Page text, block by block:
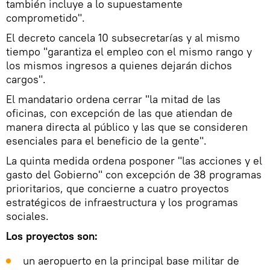
también incluye a lo supuestamente
comprometido".
El decreto cancela 10 subsecretarías y al mismo
tiempo "garantiza el empleo con el mismo rango y
los mismos ingresos a quienes dejarán dichos
cargos".
El mandatario ordena cerrar "la mitad de las
oficinas, con excepción de las que atiendan de
manera directa al público y las que se consideren
esenciales para el beneficio de la gente".
La quinta medida ordena posponer "las acciones y el
gasto del Gobierno" con excepción de 38 programas
prioritarios, que concierne a cuatro proyectos
estratégicos de infraestructura y los programas
sociales.
Los proyectos son:
un aeropuerto en la principal base militar de